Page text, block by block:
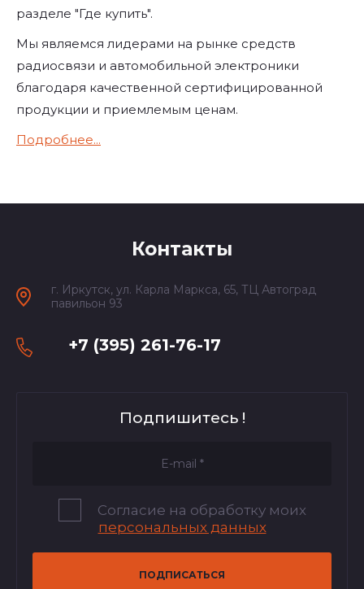
разделе "Где купить".
Мы являемся лидерами на рынке средств
радиосвязи и автомобильной электроники
благодаря качественной сертифицированной
продукции и приемлемым ценам.
Подробнее...
Контакты
+7 (395) 261-76-17
г. Иркутск, ул. Карла Маркса, 65, ТЦ Автоград
павильон 93
Подпишитесь !
Согласие на обработку моих
персональных данных
ПОДПИСАТЬСЯ